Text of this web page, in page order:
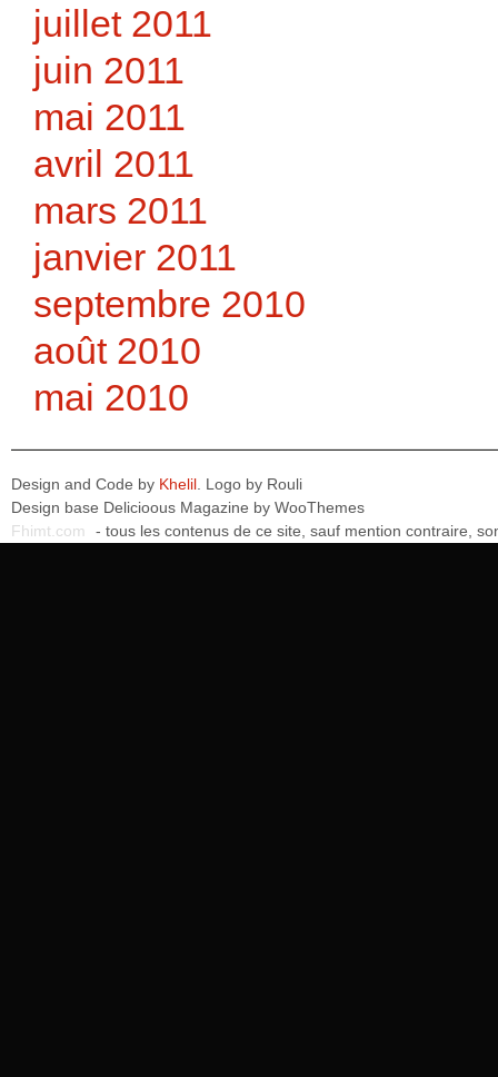
juillet 2011
juin 2011
mai 2011
avril 2011
mars 2011
janvier 2011
septembre 2010
août 2010
mai 2010
Design and Code by Khelil . Logo by Rouli
Design base Delicioous Magazine by WooThemes
Fhimt.com
- tous les contenus de ce site, sauf mention contraire,